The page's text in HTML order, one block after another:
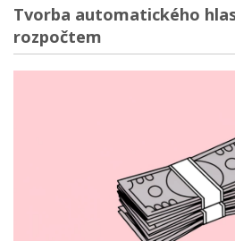
Tvorba automatického
rozpočtem